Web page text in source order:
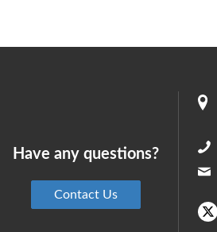
Have any questions?
Contact Us